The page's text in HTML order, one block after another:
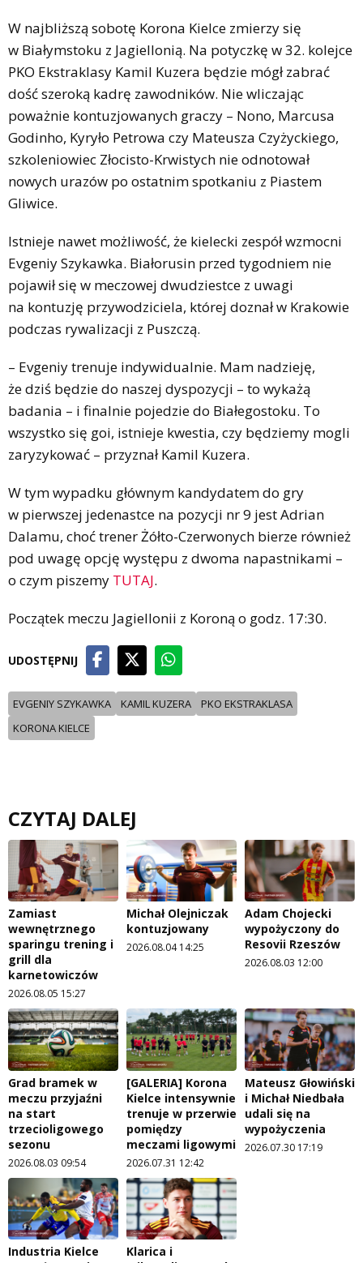
W najbliższą sobotę Korona Kielce zmierzy się
w Białymstoku z Jagiellonią. Na potyczkę w 32. kolejce
PKO Ekstraklasy Kamil Kuzera będzie mógł zabrać
dość szeroką kadrę zawodników. Nie wliczając
poważnie kontuzjowanych graczy – Nono, Marcusa
Godinho, Kyryło Petrowa czy Mateusza Czyżyckiego,
szkoleniowiec Złocisto-Krwistych nie odnotował
nowych urazów po ostatnim spotkaniu z Piastem
Gliwice.
Istnieje nawet możliwość, że kielecki zespół wzmocni
Evgeniy Szykawka. Białorusin przed tygodniem nie
pojawił się w meczowej dwudziestce z uwagi
na kontuzję przywodziciela, której doznał w Krakowie
podczas rywalizacji z Puszczą.
– Evgeniy trenuje indywidualnie. Mam nadzieję,
że dziś będzie do naszej dyspozycji – to wykażą
badania – i finalnie pojedzie do Białegostoku. To
wszystko się goi, istnieje kwestia, czy będziemy mogli
zaryzykować – przyznał Kamil Kuzera.
W tym wypadku głównym kandydatem do gry
w pierwszej jedenastce na pozycji nr 9 jest Adrian
Dalamu, choć trener Żółto-Czerwonych bierze również
pod uwagę opcję występu z dwoma napastnikami –
o czym piszemy TUTAJ.
Początek meczu Jagiellonii z Koroną o godz. 17:30.
UDOSTĘPNIJ
EVGENIY SZYKAWKA KAMIL KUZERA
PKO EKSTRAKLASA
KORONA KIELCE
CZYTAJ DALEJ
Zamiast
wewnętrznego
sparingu trening i
grill dla
karnetowiczów
2026.08.05 15:27
Michał Olejniczak
kontuzjowany
2026.08.04 14:25
Adam Chojecki
wypożyczony do
Resovii Rzeszów
2026.08.03 12:00
Grad bramek w
meczu przyjaźni
na start
trzecioligowego
sezonu
2026.08.03 09:54
[GALERIA] Korona
Kielce intensywnie
trenuje w przerwie
pomiędzy
meczami ligowymi
2026.07.31 12:42
Mateusz Głowiński
i Michał Niedbała
udali się na
wypożyczenia
2026.07.30 17:19
Industria Kielce
Klarica i